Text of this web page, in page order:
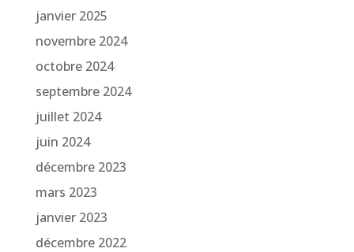
janvier 2025
novembre 2024
octobre 2024
septembre 2024
juillet 2024
juin 2024
décembre 2023
mars 2023
janvier 2023
décembre 2022